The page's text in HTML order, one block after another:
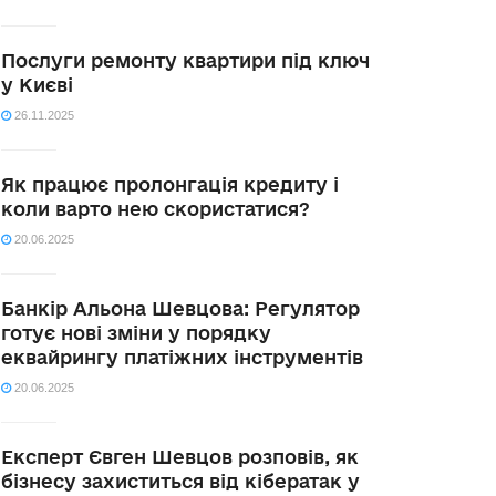
Послуги ремонту квартири під ключ
у Києві
26.11.2025
Як працює пролонгація кредиту і
коли варто нею скористатися?
20.06.2025
Банкір Альона Шевцова: Регулятор
готує нові зміни у порядку
еквайрингу платіжних інструментів
20.06.2025
Експерт Євген Шевцов розповів, як
бізнесу захиститься від кібератак у